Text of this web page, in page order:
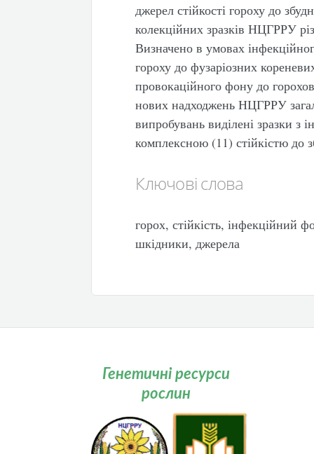
джерел стійкості гороху до
колекційних зразків НЦГРРУ
Визначено в умовах
гороху до фузаріозних
провокаційного фону до
нових надходжень НЦГРРУ
випробувань виділені зразки з
комплексною (11) стійкістю до
Ключові слова
горох, стійкість, інфекційний
шкідники, джерела
Генетичні ресурси
рослин